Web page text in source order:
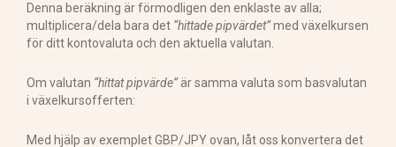
Denna beräkning är förmodligen den enklaste av alla;
multiplicera/dela bara det “hittade pipvärdet”med växelkursen
för ditt kontovaluta och den aktuella valutan.
Om valutan “hittat pipvärde”är samma valuta som basvalutan
i växelkursofferten:
Med hjälp av exemplet GBP/JPY ovan, låt oss konvertera det